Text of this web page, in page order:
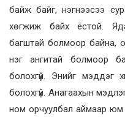
байж байг, нэгнээсээ
хөгжиж байх ёстой.
багштай болмоор байна,
нэг ангитай болмоор
болохгүй. Энийг мэддэг
болохгүй. Анагаахын
ном орчуулбал аймаар юм